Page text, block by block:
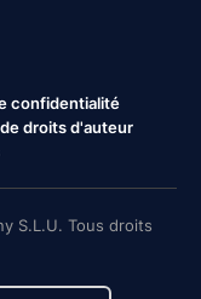
confidentialité
droits d'auteur
S.L.U. Tous droits